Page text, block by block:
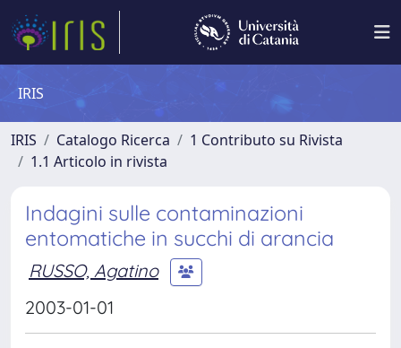
IRIS
IRIS Catalogo Ricerca
1 Contributo su Rivista
1.1 Articolo in rivista
Indagini sulle contaminazioni
entomatiche in succhi di arancia
RUSSO, Agatino
2003-01-01